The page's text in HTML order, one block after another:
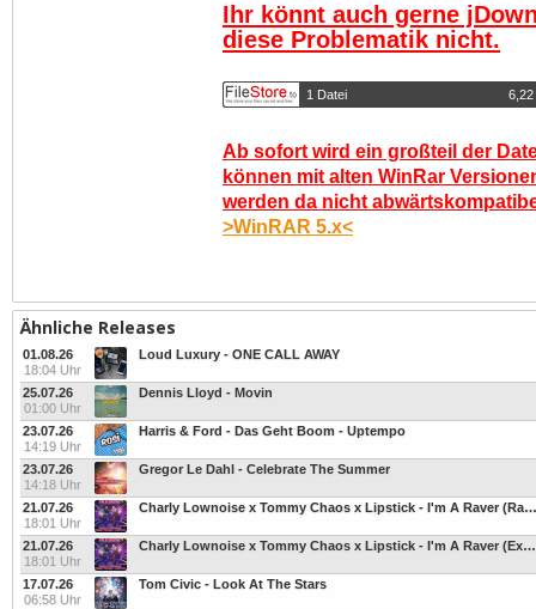
Ihr könnt auch gerne
diese Problematik nicht.
1 Datei 6,22
Ab sofort wird ein großteil der
können mit alten WinRar
werden da nicht
>WinRAR 5.x<
Ähnliche Releases
01.08.26
18:04 Uhr
Loud Luxury - ONE CALL AWAY
25.07.26
01:00 Uhr
Dennis Lloyd - Movin
23.07.26
14:19 Uhr
Harris & Ford - Das Geht Boom - Uptempo
23.07.26
14:18 Uhr
Gregor Le Dahl - Celebrate The Summer
21.07.26
18:01 Uhr
Charly Lownoise x Tommy Chaos x Lipstick - I'm A Raver (Radio Edit)
21.07.26
18:01 Uhr
Charly Lownoise x Tommy Chaos x Lipstick - I'm A Raver (Extended Mix)
17.07.26
06:58 Uhr
Tom Civic - Look At The Stars